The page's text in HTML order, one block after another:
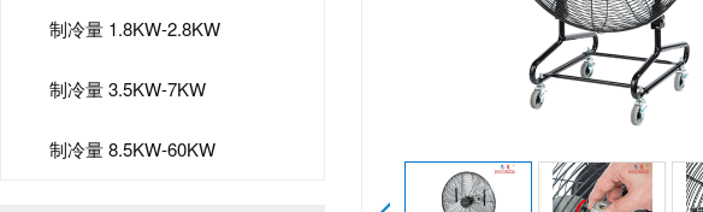
制冷量 1.8KW-2.8KW
制冷量 3.5KW-7KW
制冷量 8.5KW-60KW